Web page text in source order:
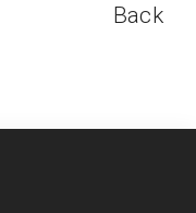
Back